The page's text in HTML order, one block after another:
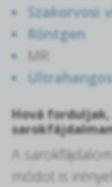
Szakorvosi
Röntgen
MR
Hová
A
módot is